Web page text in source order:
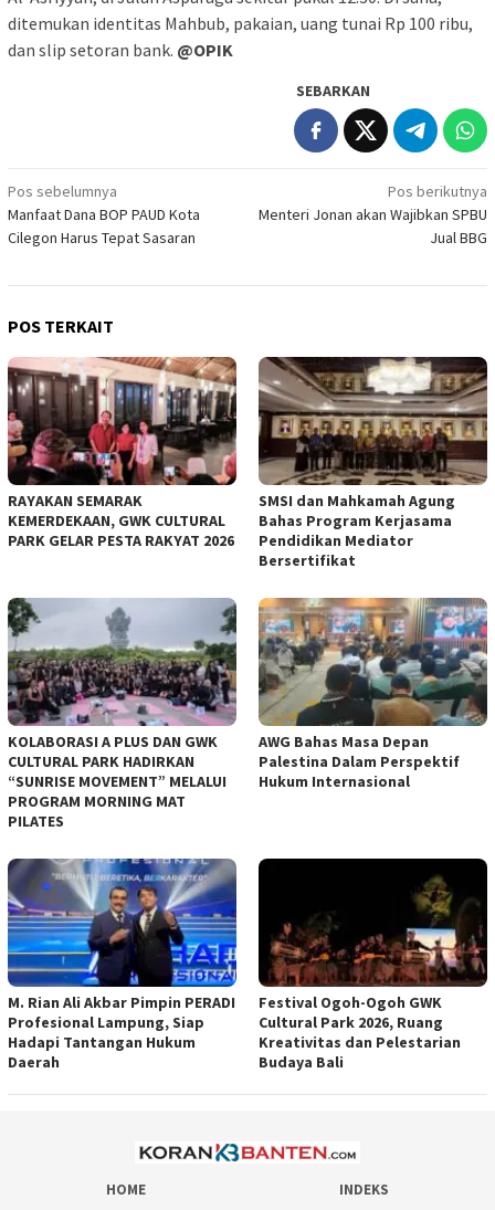
ditemukan identitas Mahbub, pakaian, uang tunai Rp 100 ribu,
dan slip setoran bank. @OPIK
SEBARKAN
Navigasi
pos
Pos sebelumnya
Manfaat Dana BOP PAUD Kota
Cilegon Harus Tepat Sasaran
Pos berikutnya
Menteri Jonan akan Wajibkan SPBU
Jual BBG
POS TERKAIT
RAYAKAN SEMARAK
KEMERDEKAAN, GWK CULTURAL
PARK GELAR PESTA RAKYAT 2026
SMSI dan Mahkamah Agung
Bahas Program Kerjasama
Pendidikan Mediator
Bersertifikat
KOLABORASI A PLUS DAN GWK
CULTURAL PARK HADIRKAN
“SUNRISE MOVEMENT” MELALUI
PROGRAM MORNING MAT
PILATES
AWG Bahas Masa Depan
Palestina Dalam Perspektif
Hukum Internasional
M. Rian Ali Akbar Pimpin PERADI
Profesional Lampung, Siap
Hadapi Tantangan Hukum
Daerah
Festival Ogoh-Ogoh GWK
Cultural Park 2026, Ruang
Kreativitas dan Pelestarian
Budaya Bali
HOME INDEKS